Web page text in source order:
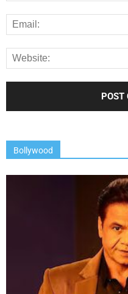
Bollywood